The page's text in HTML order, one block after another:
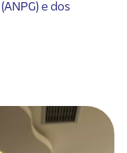
e dos